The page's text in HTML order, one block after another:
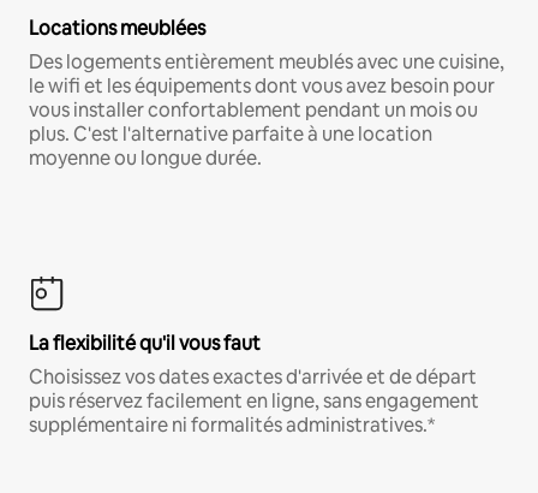
Locations meublées
Des logements entièrement meublés avec une cuisine,
le wifi et les équipements dont vous avez besoin pour
vous installer confortablement pendant un mois ou
plus. C'est l'alternative parfaite à une location
moyenne ou longue durée.
La flexibilité qu'il vous faut
Choisissez vos dates exactes d'arrivée et de départ
puis réservez facilement en ligne, sans engagement
supplémentaire ni formalités administratives.*